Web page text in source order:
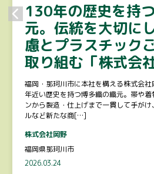
130年の歴史を持
元。伝統を大切に
慮とプラスチック
取り組む「株式会
福岡・那珂川市に本社を構える株式会
年近い歴史を持つ博多織の織元。帯や
ンから製造・仕上げまで一貫して手が
ルなど新たな商[…]
株式会社岡野
福岡県那珂川市
2026.03.24